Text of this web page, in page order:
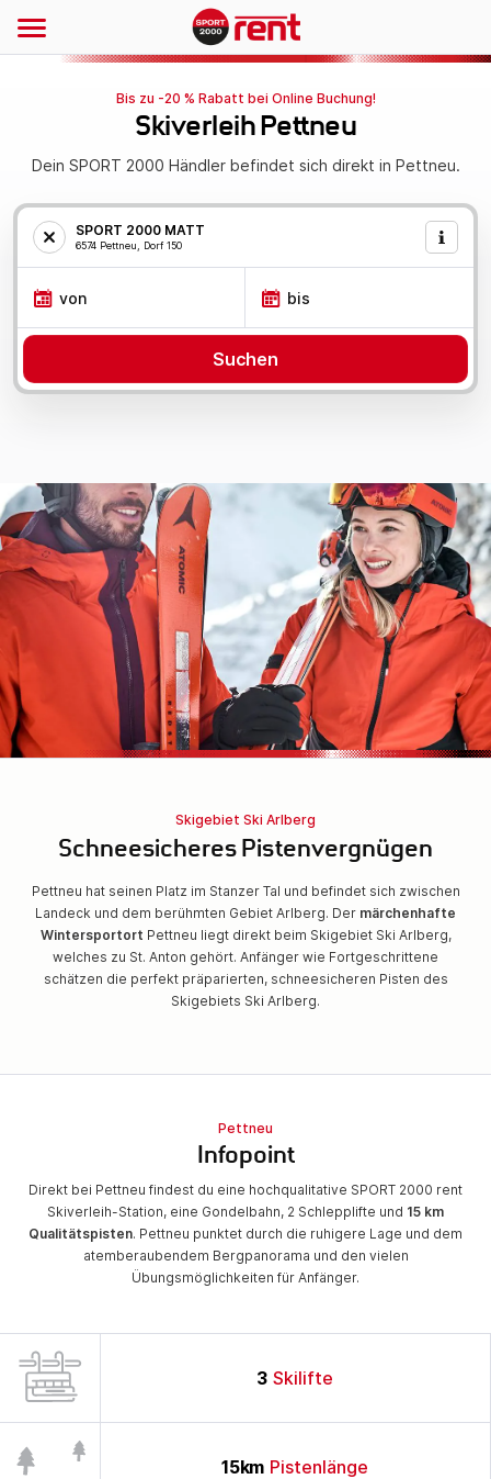
Bis zu -20 % Rabatt bei Online Buchung!
Skiverleih Pettneu
Dein SPORT 2000 Händler befindet sich direkt in Pettneu.
SPORT 2000 MATT
6574 Pettneu, Dorf 150
von bis
Skigebiet Ski Arlberg
Schneesicheres Pistenvergnügen
Pettneu hat seinen Platz im Stanzer Tal und befindet sich zwischen
Landeck und dem berühmten Gebiet Arlberg. Der märchenhafte
Wintersportort Pettneu liegt direkt beim Skigebiet Ski Arlberg,
welches zu St. Anton gehört. Anfänger wie Fortgeschrittene
schätzen die perfekt präparierten, schneesicheren Pisten des
Skigebiets Ski Arlberg.
Pettneu
Infopoint
Direkt bei Pettneu findest du eine hochqualitative SPORT 2000 rent
Skiverleih-Station, eine Gondelbahn, 2 Schlepplifte und 15 km
Qualitätspisten. Pettneu punktet durch die ruhigere Lage und dem
atemberaubendem Bergpanorama und den vielen
Übungsmöglichkeiten für Anfänger.
3 Skilifte
15km Pistenlänge